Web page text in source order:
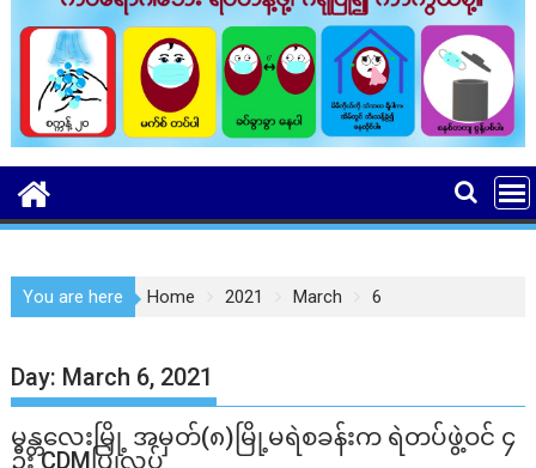
You are here Home 2021 March 6
Day: March 6, 2021
မန္တလေးမြို့ အမှတ်(၈)မြို့မရဲစခန်းက ရဲတပ်ဖွဲ့ဝင် ၄
ဦး CDMပြုလုပ်